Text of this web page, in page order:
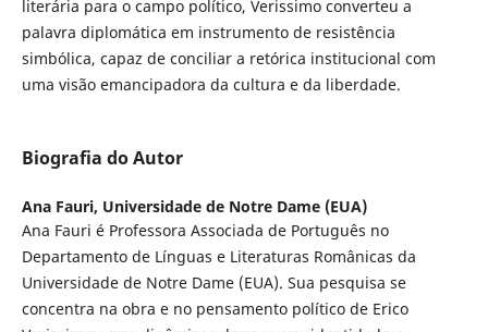
literária para o campo político, Verissimo converteu a
palavra diplomática em instrumento de resistência
simbólica, capaz de conciliar a retórica institucional com
uma visão emancipadora da cultura e da liberdade.
Biografia do Autor
Ana Fauri, Universidade de Notre Dame (EUA)
Ana Fauri é Professora Associada de Português no
Departamento de Línguas e Literaturas Românicas da
Universidade de Notre Dame (EUA). Sua pesquisa se
concentra na obra e no pensamento político de Erico